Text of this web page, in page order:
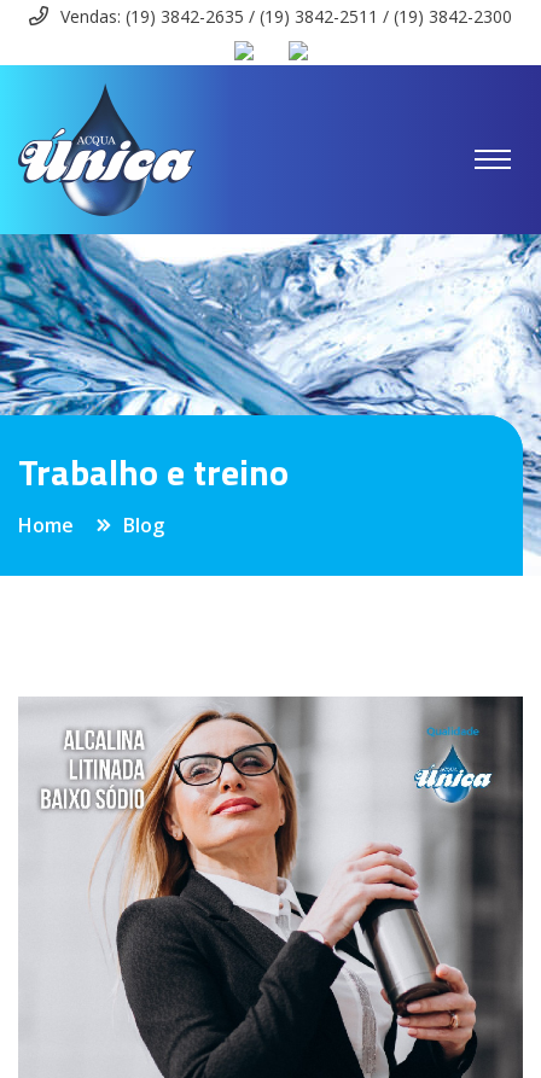
Vendas: (19) 3842-2635 / (19) 3842-2511 / (19) 3842-2300
Trabalho e treino
Home Blog